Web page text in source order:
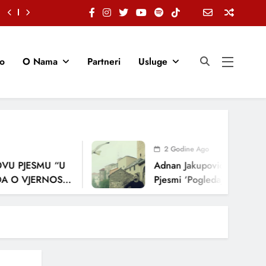
O Nama Partneri Usluge
“U
2 Godine Ago
Adnan Jakupović Donosi
Pjesmi ‘Pogledaj Me’